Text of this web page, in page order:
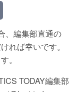
、編集部直通の
れば幸いです。
。
TODAY編集部